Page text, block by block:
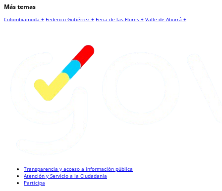
Más temas
Colombiamoda + Federico Gutiérrez + Feria de las Flores + Valle de Aburrá +
Transparencia y acceso a información pública
Atención y Servicio a la Ciudadanía
Participa